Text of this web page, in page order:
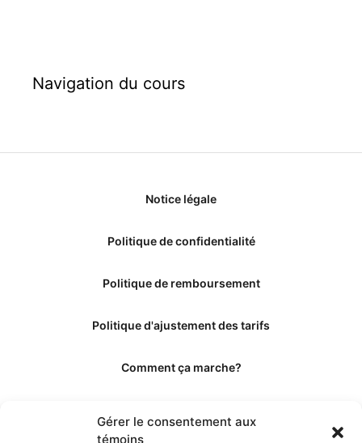
Gérer le consentement aux
témoins
Navigation du cours
Notice légale
Politique de confidentialité
Politique de remboursement
Politique d'ajustement des tarifs
Comment ça marche?